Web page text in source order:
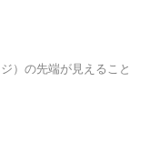
）の先端が見えること